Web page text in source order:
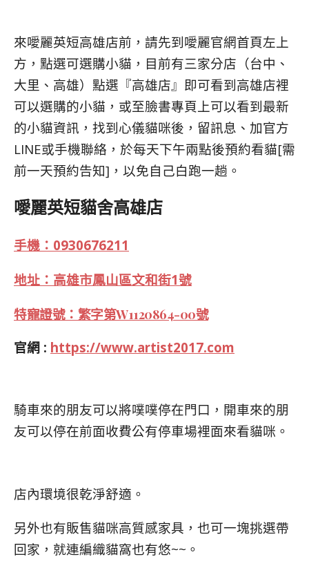
來噯麗英短高雄店前，請先到噯麗官網首頁左上
方，點選可選購小貓，目前有三家分店（台中、
大里、高雄）點選『高雄店』即可看到高雄店裡
可以選購的小貓，或至臉書專頁上可以看到最新
的小貓資訊，找到心儀貓咪後，留訊息、加官方
LINE或手機聯絡，於每天下午兩點後預約看貓[需
前一天預約告知]，以免自己白跑一趟。
噯麗英短貓舍高雄店
手機：0930676211
地址：高雄市鳳山區文和街1號
特寵證號：繁字第W1120864-00號
官網 : https://www.artist2017.com
騎車來的朋友可以將噗噗停在門口，開車來的朋
友可以停在前面收費公有停車場裡面來看貓咪。
店內環境很乾淨舒適。
另外也有販售貓咪高質感家具，也可一塊挑選帶
回家，就連編織貓窩也有悠~~。